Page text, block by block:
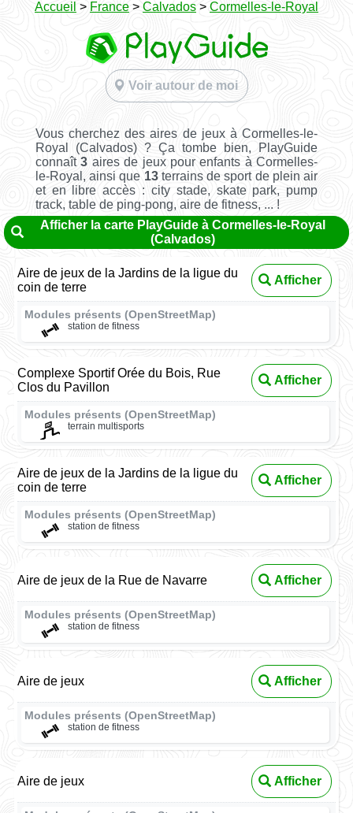
Accueil > France > Calvados > Cormelles-le-Royal
Voir autour de moi
Vous cherchez des aires de jeux à Cormelles-le-
Royal (Calvados) ? Ça tombe bien, PlayGuide
connaît3 aires de jeux pour enfants à Cormelles-
le-Royal, ainsi que 13terrains de sport de plein air
et en libre accès : city stade, skate park, pump
track, table de ping-pong, aire de fitness, ... !
Afficher la carte PlayGuide à Cormelles-le-Royal
(Calvados)
Aire de jeux de la Jardins de la ligue du
coin de terre
Afficher
Modules présents (OpenStreetMap)
station de fitness
Complexe Sportif Orée du Bois, Rue
Clos du Pavillon
Afficher
Modules présents (OpenStreetMap)
terrain multisports
Aire de jeux de la Jardins de la ligue du
coin de terre
Afficher
Modules présents (OpenStreetMap)
station de fitness
Aire de jeux de la Rue de Navarre Afficher
Modules présents (OpenStreetMap)
station de fitness
Aire de jeux Afficher
Modules présents (OpenStreetMap)
station de fitness
Aire de jeux Afficher